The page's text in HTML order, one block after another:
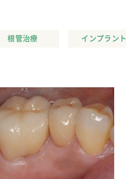
根管治療 インプラント